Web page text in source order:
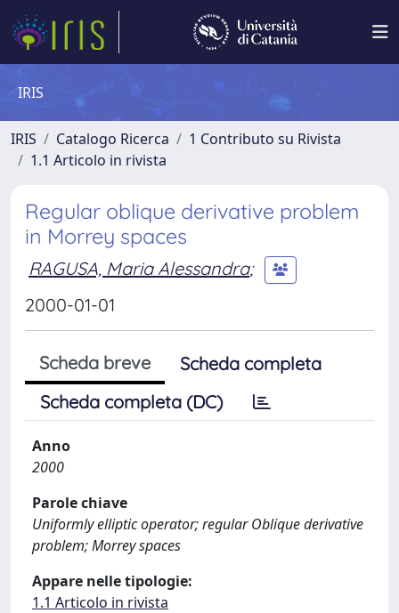
IRIS
IRIS Catalogo Ricerca
1 Contributo su Rivista
1.1 Articolo in rivista
Regular oblique derivative problem
in Morrey spaces
RAGUSA, Maria Alessandra;
2000-01-01
Scheda breve
Scheda completa
Scheda completa (DC)
Anno
2000
Parole chiave
Uniformly elliptic operator; regular Oblique derivative
problem; Morrey spaces
Appare nelle tipologie:
1.1 Articolo in rivista